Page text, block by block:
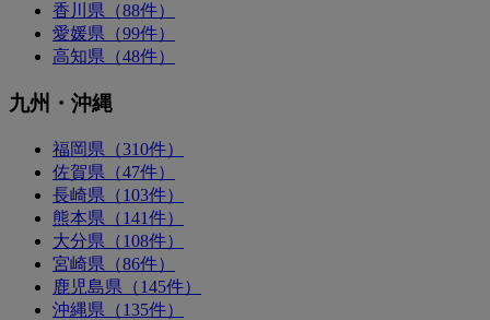
香川県（88件）
愛媛県（99件）
高知県（48件）
九州・沖縄
福岡県（310件）
佐賀県（47件）
長崎県（103件）
熊本県（141件）
大分県（108件）
宮崎県（86件）
鹿児島県（145件）
沖縄県（135件）